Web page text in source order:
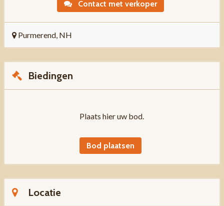
Contact met verkoper
Purmerend, NH
Biedingen
Plaats hier uw bod.
Bod plaatsen
Locatie